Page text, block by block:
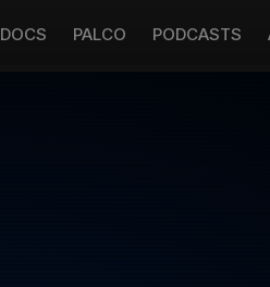
DOCS PALCO PODCASTS